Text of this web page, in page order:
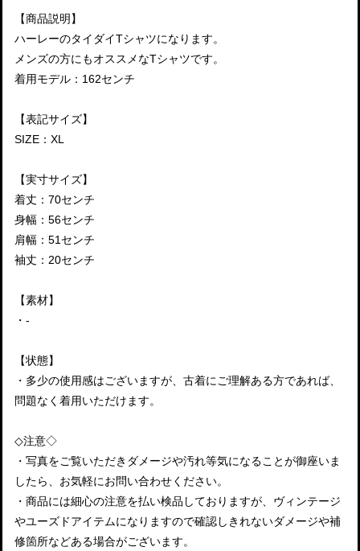
【商品説明】
ハーレーのタイダイTシャツになります。
メンズの方にもオススメなTシャツです。
着用モデル：162センチ
【表記サイズ】
SIZE：XL
【実寸サイズ】
着丈：70センチ
身幅：56センチ
肩幅：51センチ
袖丈：20センチ
【素材】
・-
【状態】
・多少の使用感はございますが、古着にご理解ある方であれば、
問題なく着用いただけます。
◇注意◇
・写真をご覧いただきダメージや汚れ等気になることが御座いま
したら、お気軽にお問い合わせください。
・商品には細心の注意を払い検品しておりますが、ヴィンテージ
やユーズドアイテムになりますので確認しきれないダメージや補
修箇所などある場合がございます。